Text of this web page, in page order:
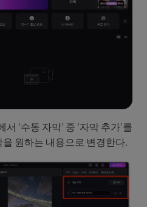
‘수동 자막’ 중 ‘자막 추가’를
원하는 내용으로 변경한다.